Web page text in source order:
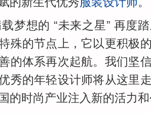
梦想的 “未来之星” 再度
殊的节点上，它以更积极
的体系再次起航。我们坚
秀的年轻设计师将从这里
的时尚产业注入新的活力